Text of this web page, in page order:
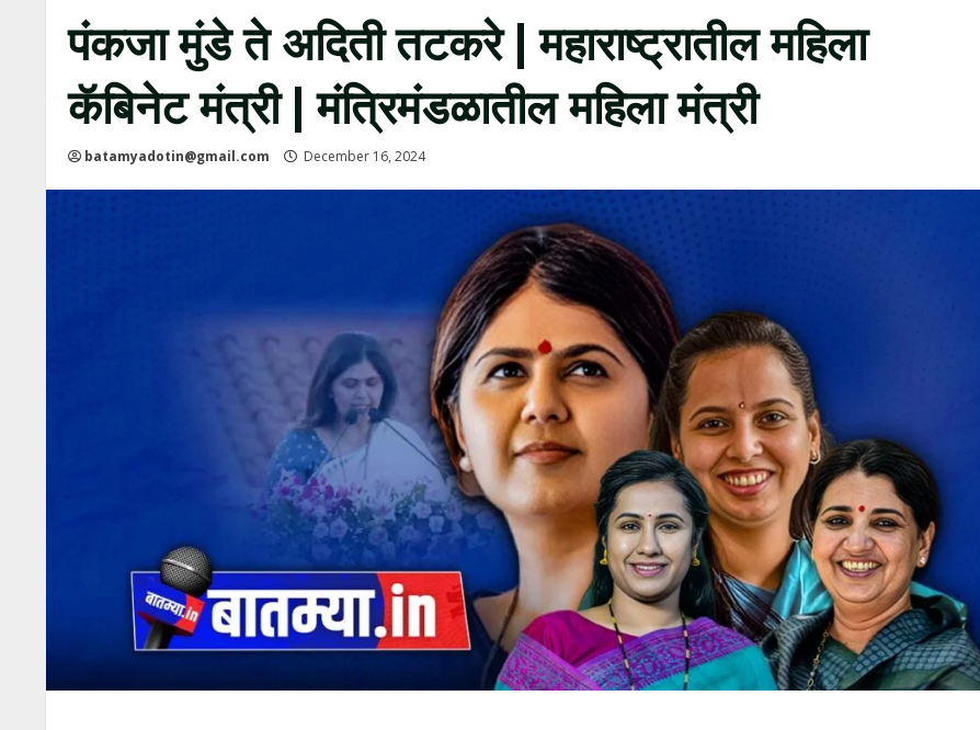
पंकजा मुंडे ते अदिती तटकरे | महाराष्ट्रातील महिला
कॅबिनेट मंत्री | मंत्रिमंडळातील महिला मंत्री
batamyadotin@gmail.com December 16, 2024